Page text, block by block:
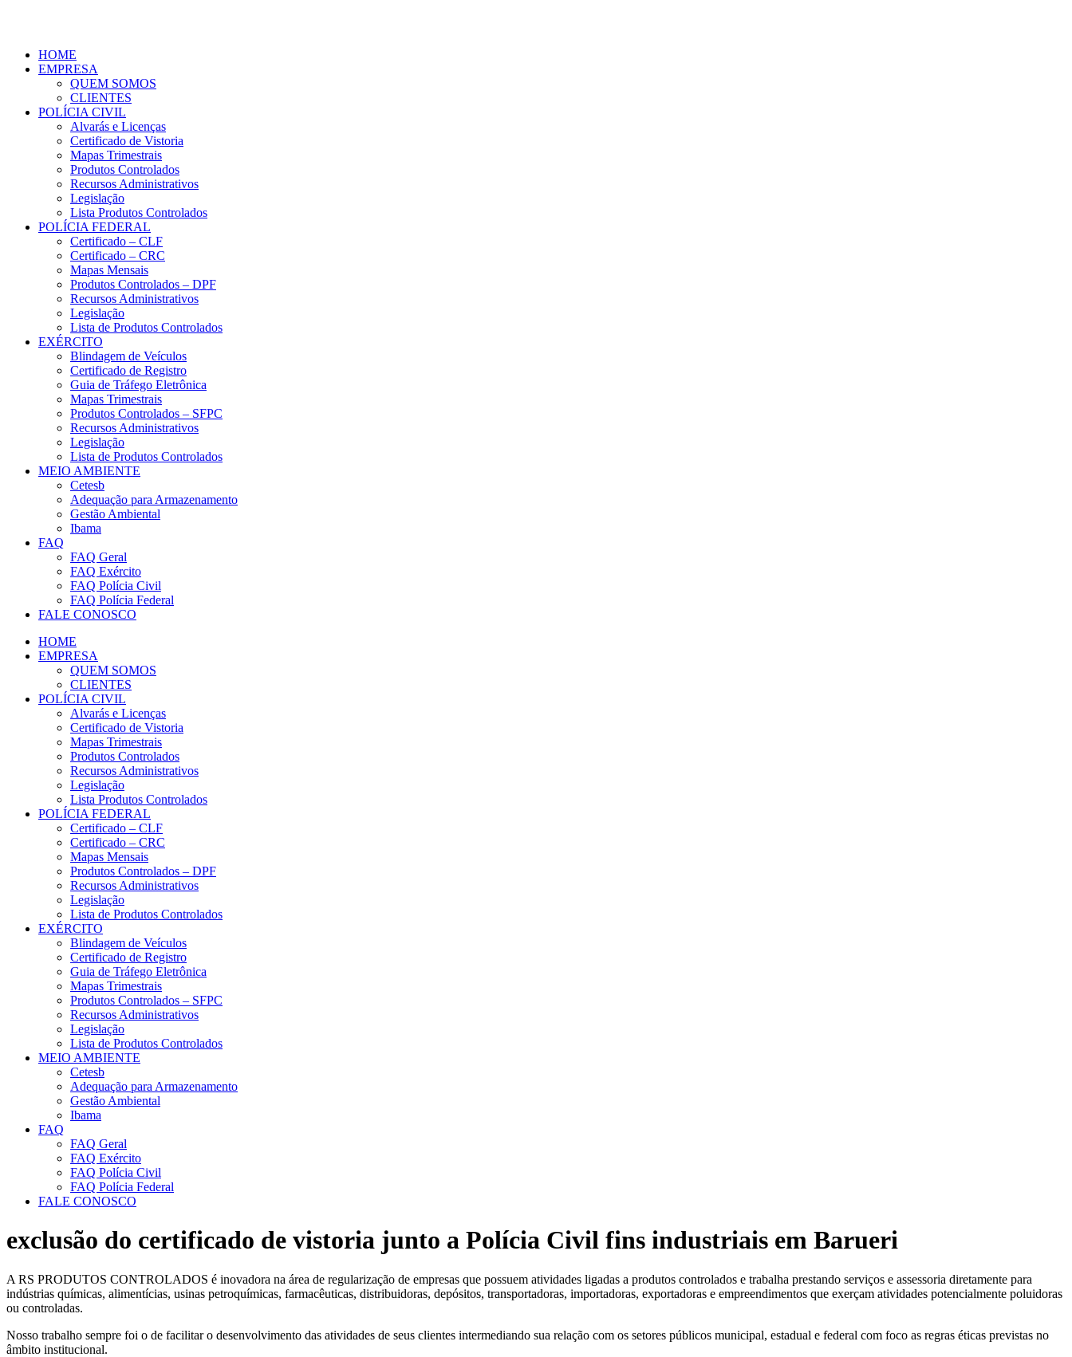
conteúdoHOME
EMPRESA
QUEM SOMOS
CLIENTES
POLÍCIA CIVIL
Alvarás e Licenças
Certificado de Vistoria
Mapas Trimestrais
Produtos Controlados
Recursos Administrativos
Legislação
Lista Produtos Controlados
POLÍCIA FEDERAL
Certificado – CLF
Certificado – CRC
Mapas Mensais
Produtos Controlados – DPF
Recursos Administrativos
Legislação
Lista de Produtos Controlados
EXÉRCITO
Blindagem de Veículos
Certificado de Registro
Guia de Tráfego Eletrônica
Mapas Trimestrais
Produtos Controlados – SFPC
Recursos Administrativos
Legislação
Lista de Produtos Controlados
MEIO AMBIENTE
Cetesb
Adequação para Armazenamento
Gestão Ambiental
Ibama
FAQ
FAQ Geral
FAQ Exército
FAQ Polícia Civil
FAQ Polícia Federal
FALE CONOSCO
HOME
EMPRESA
QUEM SOMOS
CLIENTES
POLÍCIA CIVIL
Alvarás e Licenças
Certificado de Vistoria
Mapas Trimestrais
Produtos Controlados
Recursos Administrativos
Legislação
Lista Produtos Controlados
POLÍCIA FEDERAL
Certificado – CLF
Certificado – CRC
Mapas Mensais
Produtos Controlados – DPF
Recursos Administrativos
Legislação
Lista de Produtos Controlados
EXÉRCITO
Blindagem de Veículos
Certificado de Registro
Guia de Tráfego Eletrônica
Mapas Trimestrais
Produtos Controlados – SFPC
Recursos Administrativos
Legislação
Lista de Produtos Controlados
MEIO AMBIENTE
Cetesb
Adequação para Armazenamento
Gestão Ambiental
Ibama
FAQ
FAQ Geral
FAQ Exército
FAQ Polícia Civil
FAQ Polícia Federal
FALE CONOSCO
exclusão do certificado de vistoria junto a Polícia Civil fins industriais em Barueri
A RS PRODUTOS CONTROLADOS é inovadora na área de regularização de empresas que possuem atividades ligadas a produtos controlados e trabalha prestando serviços e assessoria diretamente para
indústrias químicas, alimentícias, usinas petroquímicas, farmacêuticas, distribuidoras, depósitos, transportadoras, importadoras, exportadoras e empreendimentos que exerçam atividades potencialmente poluidoras
ou controladas.
Nosso trabalho sempre foi o de facilitar o desenvolvimento das atividades de seus clientes intermediando sua relação com os setores públicos municipal, estadual e federal com foco as regras éticas previstas no
âmbito institucional.